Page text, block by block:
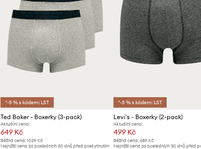
*-5 % s kódem: LST
Ted Baker - Boxerky (3-pack)
Aktuální cena:
649 Kč
Běžná cena: 1029 Kč
Nejnižší cena za posledních 30 dnů před poskytnutím
*-5 % s kódem: LST
Levi's - Boxerky (2-pack)
Aktuální cena:
499 Kč
Běžná cena:689 Kč
Nejnižší cena za posledních 30 dnů před